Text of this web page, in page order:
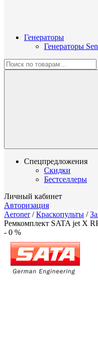
Генераторы
Генераторы
Спецпредложения
Скидки
Бестселлеры
Личный кабинет
Авторизация
Aeroner/Краскопульты /
Ремкомплект SATA jet X
- 0 %